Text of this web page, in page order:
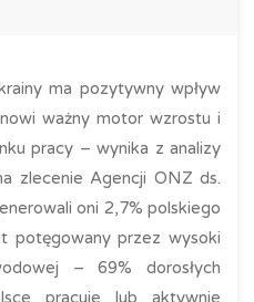
ma pozytywny wpływ
ważny motor wzrostu i
pracy – wynika z analizy
zlecenie Agencji ONZ ds.
oni 2,7% polskiego
potęgowany przez wysoki
– 69% dorosłych
pracuje lub aktywnie